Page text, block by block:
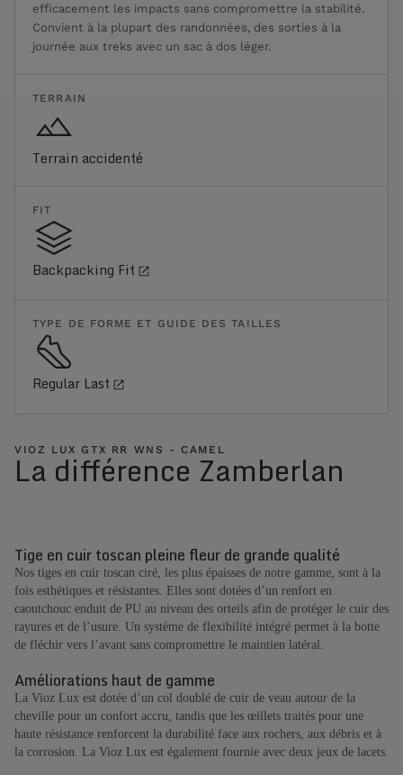
efficacement les impacts sans compromettre la stabilité.
Convient à la plupart des randonnées, des sorties à la
journée aux treks avec un sac à dos léger.
TERRAIN
Terrain accidenté
FIT
Backpacking Fit
TYPE DE FORME ET GUIDE DES TAILLES
Regular Last
VIOZ LUX GTX RR WNS - CAMEL
La différence Zamberlan
Tige en cuir toscan pleine fleur de grande qualité
Nos tiges en cuir toscan ciré, les plus épaisses de notre gamme, sont à la
fois esthétiques et résistantes. Elles sont dotées d’un renfort en
caoutchouc enduit de PU au niveau des orteils afin de protéger le cuir des
rayures et de l’usure. Un système de flexibilité intégré permet à la botte
de fléchir vers l’avant sans compromettre le maintien latéral.
Améliorations haut de gamme
La Vioz Lux est dotée d’un col doublé de cuir de veau autour de la
cheville pour un confort accru, tandis que les œillets traités pour une
haute résistance renforcent la durabilité face aux rochers, aux débris et à
la corrosion. La Vioz Lux est également fournie avec deux jeux de lacets.